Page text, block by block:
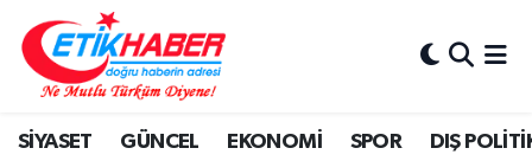
SİYASET GÜNCEL EKONOMİ SPOR DIŞ
BİLİM-TEKNOLOJİ
DIŞ POLİTİKA
Nöbetçi Eczaneler
Hava Durumu